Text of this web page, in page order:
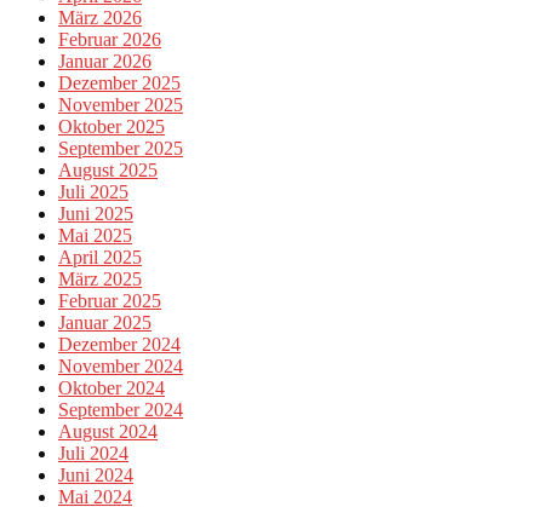
März 2026
Februar 2026
Januar 2026
Dezember 2025
November 2025
Oktober 2025
September 2025
August 2025
Juli 2025
Juni 2025
Mai 2025
April 2025
März 2025
Februar 2025
Januar 2025
Dezember 2024
November 2024
Oktober 2024
September 2024
August 2024
Juli 2024
Juni 2024
Mai 2024